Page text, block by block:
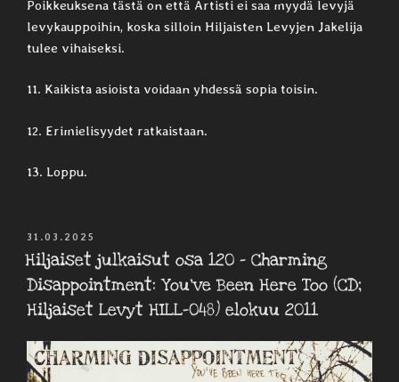
Poikkeuksena tästä on että Artisti ei saa myydä levyjä
levykauppoihin, koska silloin Hiljaisten Levyjen Jakelija
tulee vihaiseksi.
11. Kaikista asioista voidaan yhdessä sopia toisin.
12. Erimielisyydet ratkaistaan.
13. Loppu.
JULKAISTU
31.03.2025
Hiljaiset julkaisut osa 120 – Charming
Disappointment: You’ve Been Here Too (CD;
Hiljaiset Levyt HILL-048) elokuu 2011